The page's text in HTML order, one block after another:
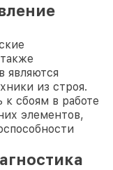
являются
из строя.
сбоям в работе
элементов,